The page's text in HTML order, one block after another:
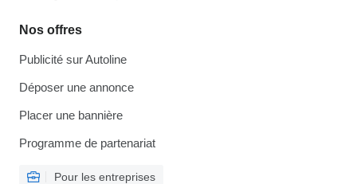
Nos offres
Publicité sur Autoline
Déposer une annonce
Placer une bannière
Programme de partenariat
Pour les entreprises